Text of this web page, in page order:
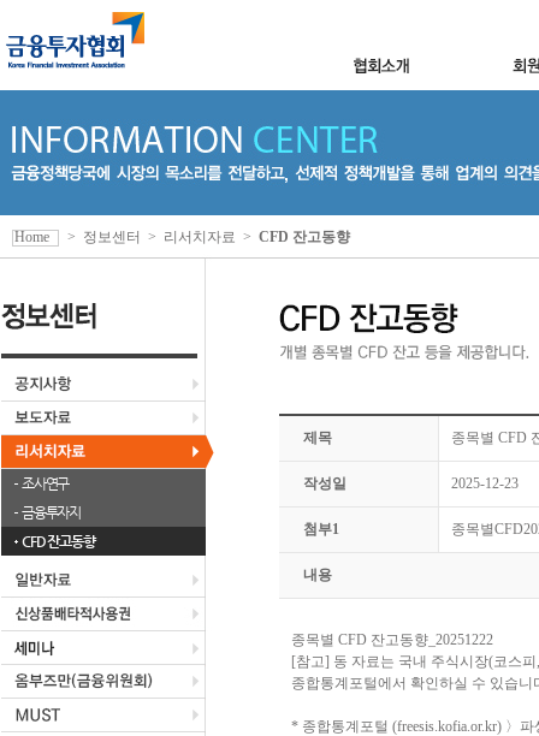
조사연구
금융투자지
CFD 잔고동향
Home > 정보센터 > 리서치자료 > CFD 잔고동향
제목 종목별 CFD
작성일 2025-12-23
첨부1 종목별
내용
종목별 CFD 잔고동향_20251222
[참고] 동 자료는 국내 주식시장(코스
종합통계포털에서 확인하실 수 있습니
* 종합통계포털 (freesis.kofia.or.kr) 〉